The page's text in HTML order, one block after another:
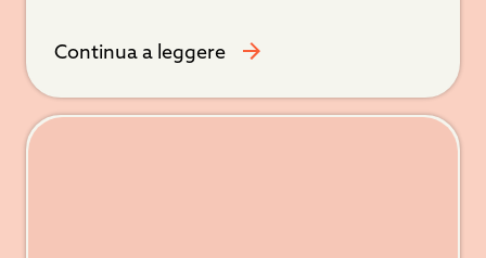
Continua a leggere